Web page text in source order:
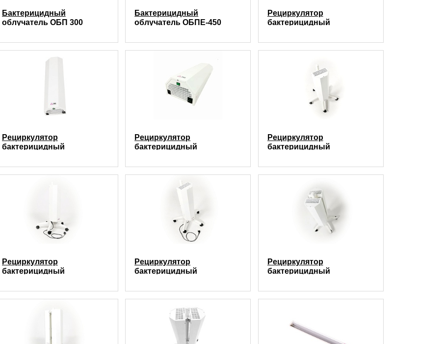
Бактерицидный
облучатель ОБП 300
Бактерицидный
облучатель ОБПЕ-450
передвижной
Рециркулятор
бактерицидный
Рециркулятор
бактерицидный
куб.м/час)
Рециркулятор
бактерицидный
куб.м/час)
Рециркулятор
бактерицидный
куб.м/час)
Рециркулятор
бактерицидный
куб.м/час)
Рециркулятор
бактерицидный
(110 куб.м/час)
Рециркулятор
бактерицидный
2Х15 (170 куб.м/час)